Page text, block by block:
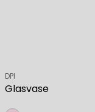
Glasvase
Verkäufer:
DPI